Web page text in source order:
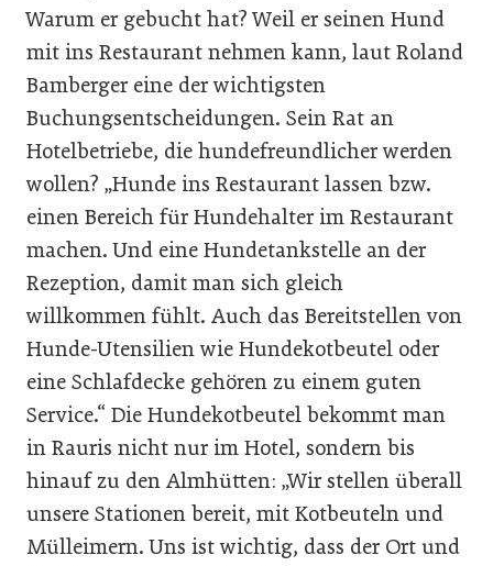
Warum er gebucht hat? Weil er seinen Hund
mit ins Restaurant nehmen kann, laut Roland
Bamberger eine der wichtigsten
Buchungsentscheidungen. Sein Rat an
Hotelbetriebe, die hundefreundlicher werden
wollen? „Hunde ins Restaurant lassen bzw.
einen Bereich für Hundehalter im Restaurant
machen. Und eine Hundetankstelle an der
Rezeption, damit man sich gleich
willkommen fühlt. Auch das Bereitstellen von
Hunde-Utensilien wie Hundekotbeutel oder
eine Schlafdecke gehören zu einem guten
Service.“ Die Hundekotbeutel bekommt man
in Rauris nicht nur im Hotel, sondern bis
hinauf zu den Almhütten: „Wir stellen überall
unsere Stationen bereit, mit Kotbeuteln und
Mülleimern. Uns ist wichtig, dass der Ort und